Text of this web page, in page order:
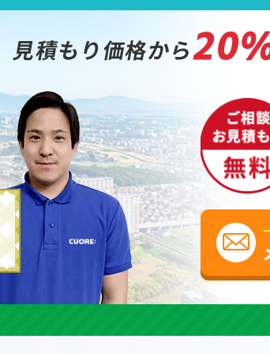
見積もり価格から